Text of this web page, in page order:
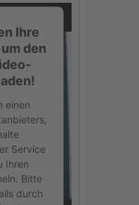
Ihre
den
einen
Service
Ihren
Bitte
durch